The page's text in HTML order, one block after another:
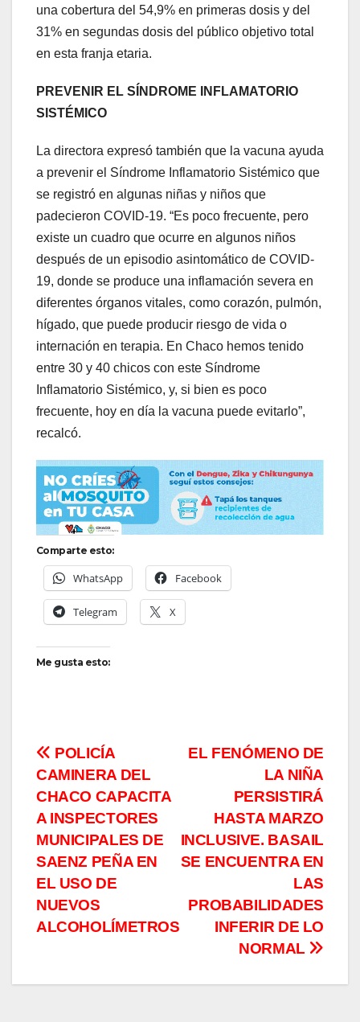
una cobertura del 54,9% en primeras dosis y del
31% en segundas dosis del público objetivo total
en esta franja etaria.
PREVENIR EL SÍNDROME INFLAMATORIO
SISTÉMICO
La directora expresó también que la vacuna ayuda
a prevenir el Síndrome Inflamatorio Sistémico que
se registró en algunas niñas y niños que
padecieron COVID-19. “Es poco frecuente, pero
existe un cuadro que ocurre en algunos niños
después de un episodio asintomático de COVID-
19, donde se produce una inflamación severa en
diferentes órganos vitales, como corazón, pulmón,
hígado, que puede producir riesgo de vida o
internación en terapia. En Chaco hemos tenido
entre 30 y 40 chicos con este Síndrome
Inflamatorio Sistémico, y, si bien es poco
frecuente, hoy en día la vacuna puede evitarlo”,
recalcó.
Comparte esto:
WhatsApp Facebook
Telegram X
Me gusta esto:
Navegación
de
entradas
EL FENÓMENO DE
LA NIÑA
PERSISTIRÁ
HASTA MARZO
INCLUSIVE. BASAIL
SE ENCUENTRA EN
LAS
PROBABILIDADES
INFERIR DE LO
NORMAL
POLICÍA
CAMINERA DEL
CHACO CAPACITA
A INSPECTORES
MUNICIPALES DE
SAENZ PEÑA EN
EL USO DE
NUEVOS
ALCOHOLÍMETROS